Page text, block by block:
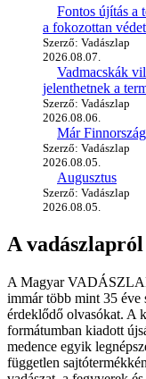
Fontos újítás a
a fokozottan
Szerző: Vadászlap
2026.08.07.
Vadmacskák
jelenthetnek a
Szerző: Vadászlap
2026.08.06.
Már
Szerző: Vadászlap
2026.08.05.
Augusztus
Szerző: Vadászlap
2026.08.05.
A vadászlapról
A Magyar
immár több mint 35 éve
érdeklődő olvasókat. A
formátumban kiadott
medence egyik
független